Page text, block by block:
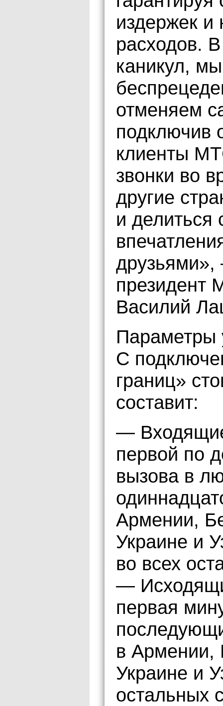
издержек и
расходов.
каникул,
отменяем
подключив
клиенты
звонки во
другие
и
президент
Василий
Параметры
С
границ»
составит:
—
первой по
вызова в
Армении,
Украине и
во всех
—
первая
в Армении,
Украине и
остальных